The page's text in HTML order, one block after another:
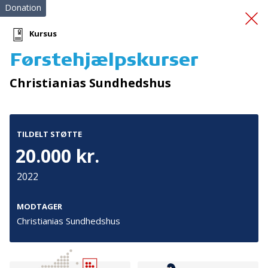
Redningsveste
Donation
Kursus
Førstehjælpskurser
Christianias Sundhedshus
TILDELT STØTTE
20.000 kr.
2022
MODTAGER
Christianias Sundhedshus
Tilmeld nyhedsbrev
De seneste nyheder om TrygFondens og TryghedsGruppens
aktiviteter direkte i din indbakke.
Tilmeld